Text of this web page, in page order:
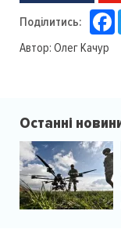
Поділитись:
Автор: Олег Качур
Останні